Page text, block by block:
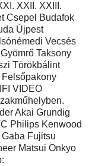
XXII. XXIII.
Csepel Budafok
Újpest
Vecsés
Taksony
Törökbálint
Felsőpakony
VIDEO
Akai Grundig
Philips Kenwood
Fujitsu
Matsui Onkyo